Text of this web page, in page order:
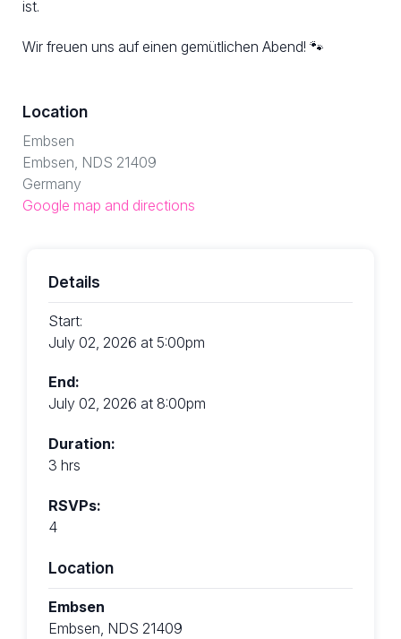
ist.
Wir freuen uns auf einen gemütlichen Abend! 🐾
Location
Embsen
Embsen, NDS 21409
Germany
Google map and directions
Details
Start:
July 02, 2026 at 5:00pm
End:
July 02, 2026 at 8:00pm
Duration:
3 hrs
RSVPs:
4
Location
Embsen
Embsen, NDS 21409